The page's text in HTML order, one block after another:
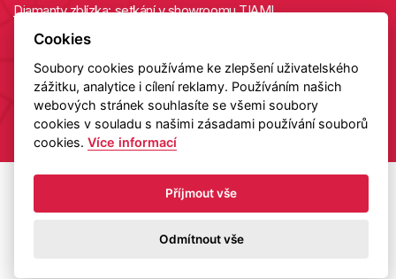
Diamanty zblízka: setkání v showroomu TIAMI
Detail
Copyright 2026 HELAS
Cookies
Soubory cookies používáme ke zlepšení uživatelského
zážitku, analytice i cílení reklamy. Používáním našich
webových stránek souhlasíte se všemi soubory
cookies v souladu s našimi zásadami používání souborů
cookies.Více informací
Příjmout vše
Odmítnout vše